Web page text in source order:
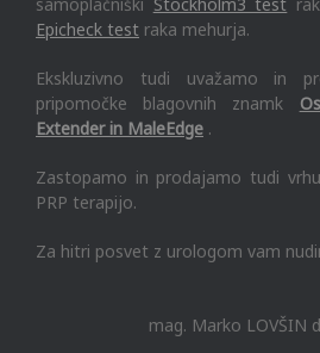
Epicheck test raka mehurja.
Ekskluzivno tudi uvažamo in
pripomočke blagovnih znamk
Extender in MaleEdge .
Zastopamo in prodajamo tudi
PRP terapijo.
Za hitri posvet z urologom vam
mag. Marko LOVŠIN